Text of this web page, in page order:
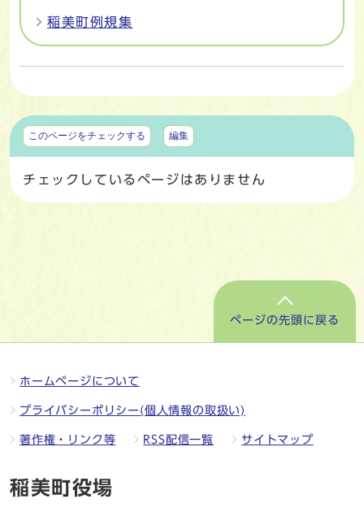
稲美町例規集
マイページ
このページをチェックする 編集
チェックしているページはありません
ページの先頭に戻る
ホームページについて
プライバシーポリシー(個人情報の取扱い)
著作権・リンク等 RSS配信一覧 サイトマップ
稲美町役場